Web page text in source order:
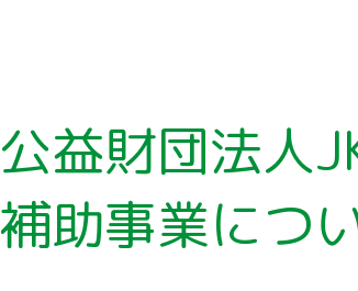
公益財団法人
補助事業につ